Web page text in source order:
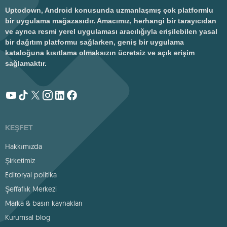
Uptodown, Android konusunda uzmanlaşmış çok platformlu
bir uygulama mağazasıdır. Amacımız, herhangi bir tarayıcıdan
ve ayrıca resmi yerel uygulaması aracılığıyla erişilebilen yasal
bir dağıtım platformu sağlarken, geniş bir uygulama
kataloğuna kısıtlama olmaksızın ücretsiz ve açık erişim
sağlamaktır.
KEŞFET
Hakkımızda
Şirketimiz
Editoryal politika
Şeffaflık Merkezi
Marka & basın kaynakları
Kurumsal blog